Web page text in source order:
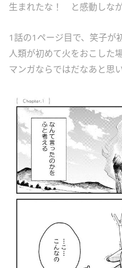
生まれたな！ と感動しな
1話の1ページ目で、笑子が
人類が初めて火をおこした
マンガならではだなあと思